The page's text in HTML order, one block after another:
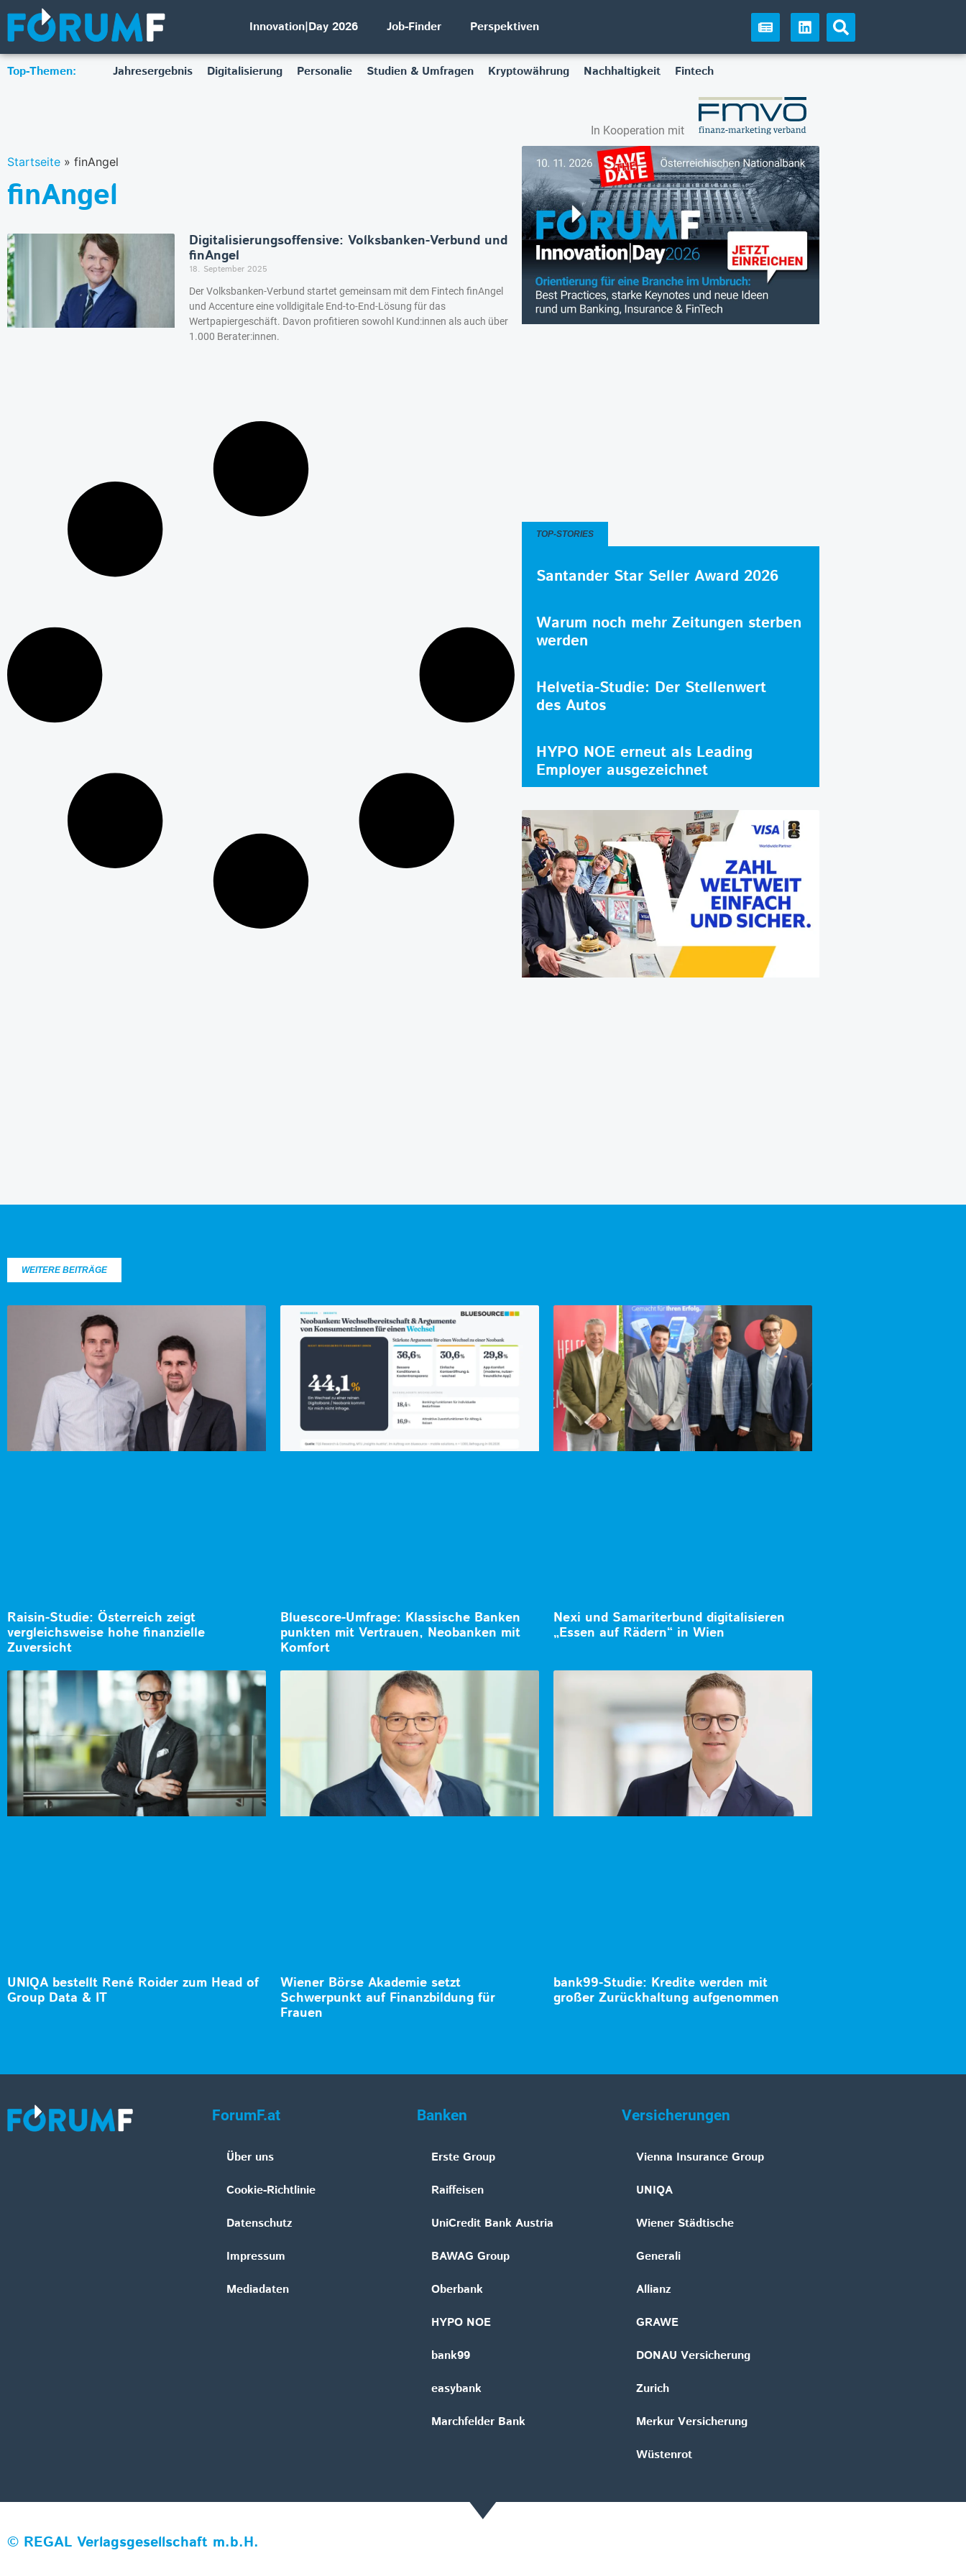
Innovation|Day 2026 Job-Finder Perspektiven
Top-Themen: Jahresergebnis Digitalisierung Personalie Studien & Umfragen Kryptowährung Nachhaltigkeit Fintech
In Kooperation mit
Startseite » finAngel
finAngel
Digitalisierungsoffensive: Volksbanken-Verbund und
finAngel
18. September 2025
Der Volksbanken-Verbund startet gemeinsam mit dem Fintech finAngel
und Accenture eine volldigitale End-to-End-Lösung für das
Wertpapiergeschäft. Davon profitieren sowohl Kund:innen als auch über
1.000 Berater:innen.
TOP-STORIES
Santander Star Seller Award 2026
Warum noch mehr Zeitungen sterben
werden
Helvetia-Studie: Der Stellenwert
des Autos
HYPO NOE erneut als Leading
Employer ausgezeichnet
WEITERE BEITRÄGE
Raisin-Studie: Österreich zeigt
vergleichsweise hohe finanzielle
Zuversicht
Bluescore-Umfrage: Klassische Banken
punkten mit Vertrauen, Neobanken mit
Komfort
Nexi und Samariterbund digitalisieren
„Essen auf Rädern“ in Wien
UNIQA bestellt René Roider zum Head of
Group Data & IT
Wiener Börse Akademie setzt
Schwerpunkt auf Finanzbildung für
Frauen
bank99-Studie: Kredite werden mit
großer Zurückhaltung aufgenommen
ForumF.at
Über uns
Cookie-Richtlinie
Datenschutz
Impressum
Mediadaten
Banken
Erste Group
Raiffeisen
UniCredit Bank Austria
BAWAG Group
Oberbank
HYPO NOE
bank99
easybank
Marchfelder Bank
Versicherungen
Vienna Insurance Group
UNIQA
Wiener Städtische
Generali
Allianz
GRAWE
DONAU Versicherung
Zurich
Merkur Versicherung
Wüstenrot
© REGAL Verlagsgesellschaft m.b.H.